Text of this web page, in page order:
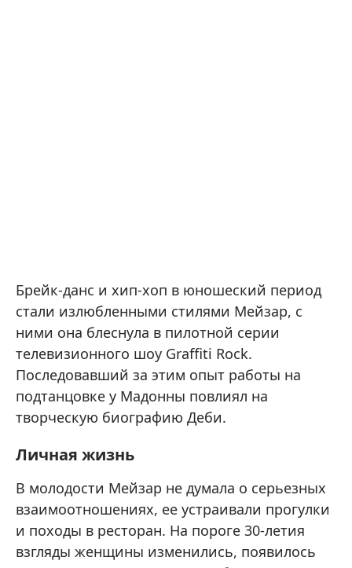
Брейк-данс и хип-хоп в юношеский период
стали излюбленными стилями Мейзар, с
ними она блеснула в пилотной серии
телевизионного шоу Graffiti Rock.
Последовавший за этим опыт работы на
подтанцовке у Мадонны повлиял на
творческую биографию Деби.
Личная жизнь
В молодости Мейзар не думала о серьезных
взаимоотношениях, ее устраивали прогулки
и походы в ресторан. На пороге 30-летия
взгляды женщины изменились, появилось